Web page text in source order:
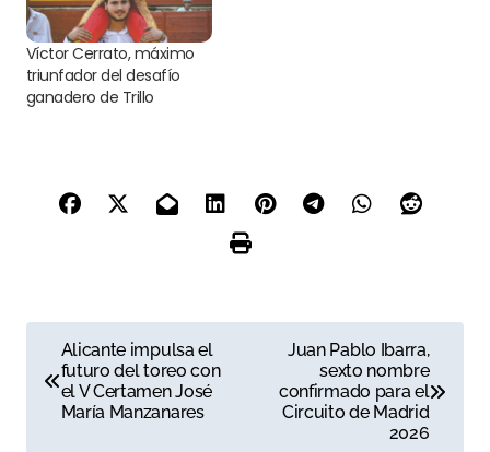
Víctor Cerrato, máximo
triunfador del desafío
ganadero de Trillo
a
Alicante impulsa el
futuro del toreo con
el V Certamen José
María Manzanares
Juan Pablo Ibarra,
sexto nombre
confirmado para el
Circuito de Madrid
2026